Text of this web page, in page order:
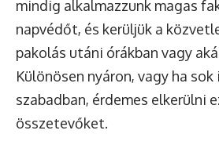
mindig alkalmazzunk magas
napvédőt, és kerüljük a
pakolás utáni órákban vagy
Különösen nyáron, vagy ha
szabadban, érdemes elkerülni
összetevőket.